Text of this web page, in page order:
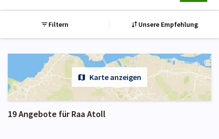
Filtern Unsere Empfehlung
Karte anzeigen
19 Angebote für Raa Atoll